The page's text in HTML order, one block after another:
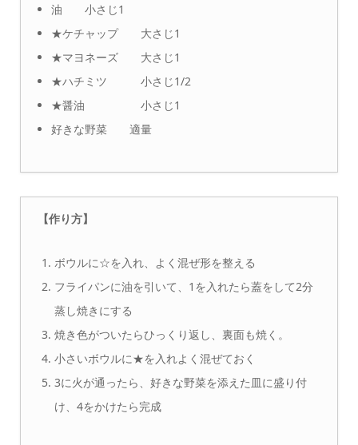
油 小さじ1
★ケチャップ 大さじ1
★マヨネーズ 大さじ1
★ハチミツ 小さじ1/2
★醤油 小さじ1
好きな野菜 適量
【作り方】
ボウルに☆を入れ、よく混ぜ形を整える
フライパンに油を引いて、1を入れたら蓋をして2分
蒸し焼きにする
焼き色がついたらひっくり返し、裏面も焼く。
小さいボウルに★を入れよく混ぜておく
3に火が通ったら、好きな野菜を添えた皿に盛り付
け、4をかけたら完成